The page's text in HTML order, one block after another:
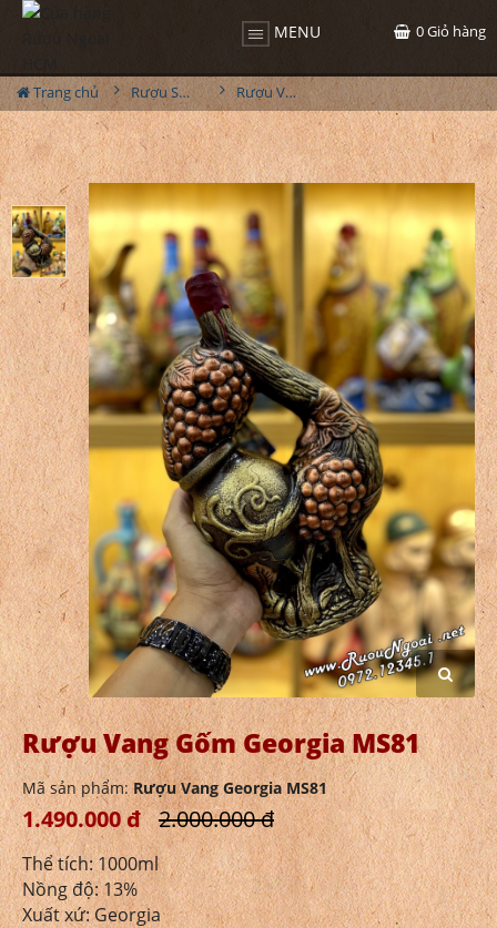
MENU 0Giỏ hàng
Trang chủ Rượu Sưu Tầm - Nga Rượu Vang Gốm Georgia MS81
Rượu Vang Gốm Georgia MS81
Mã sản phẩm:Rượu Vang Georgia MS81
1.490.000 đ 2.000.000 đ
Thể tích: 1000ml
Nồng độ: 13%
Xuất xứ: Georgia